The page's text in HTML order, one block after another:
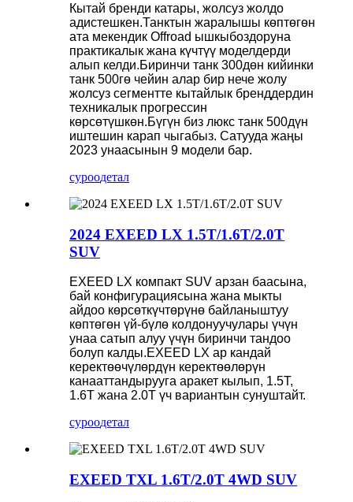
Кытай бренди катары, жолсуз жолдо
адистешкен.Танктын жаралышы көптөгөн
ата мекендик Offroad ышкыбоздоруна
практикалык жана күчтүү моделдерди
алып келди.Биринчи танк 300дөн кийинки
танк 500гө чейин алар бир нече жолу
жолсуз сегментте кытайлык бренддердин
техникалык прогрессин
көрсөтүшкөн.Бүгүн биз люкс танк 500дүн
иштешин карап чыгабыз. Сатууда жаңы
2023 унаасынын 9 модели бар.
суроодетал
2024 EXEED LX 1.5T/1.6T/2.0T
SUV
EXEED LX компакт SUV арзан баасына,
бай конфигурациясына жана мыкты
айдоо көрсөткүчтөрүнө байланыштуу
көптөгөн үй-бүлө колдонуучулары үчүн
унаа сатып алуу үчүн биринчи тандоо
болуп калды.EXEED LX ар кандай
керектөөчүлөрдүн керектөөлөрүн
канааттандырууга аракет кылып, 1.5T,
1.6T жана 2.0T үч вариантын сунуштайт.
суроодетал
EXEED TXL 1.6T/2.0T 4WD SUV